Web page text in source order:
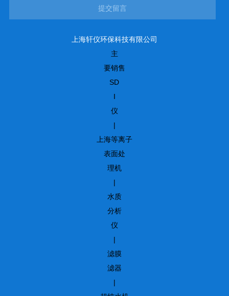
提交留言
上海轩仪环保科技有限公司
主
要销售
SD
I
仪
|
上海等离子
表面处
理机
|
水质
分析
仪
|
滤膜
滤器
|